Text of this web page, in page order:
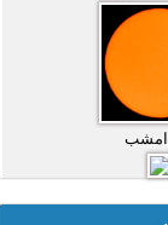
امشب